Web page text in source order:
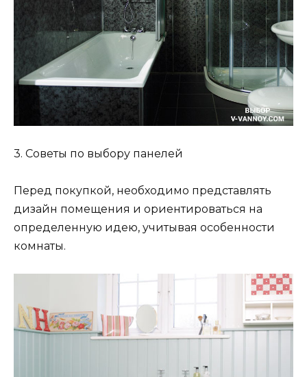
3. Советы по выбору панелей
Перед покупкой, необходимо представлять
дизайн помещения и ориентироваться на
определенную идею, учитывая особенности
комнаты.